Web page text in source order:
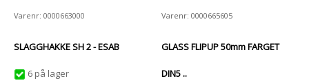
Varenr: 0000663000
SLAGGHAKKE SH 2 - ESAB
6 på lager
Varenr: 0000665605
GLASS FLIPUP 50mm FARGET
DIN5 ..